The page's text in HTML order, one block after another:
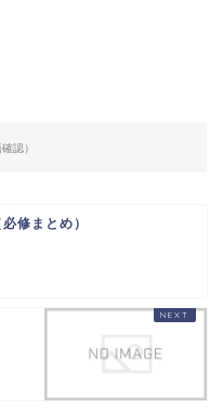
認）
修まとめ）